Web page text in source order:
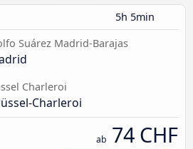
5h 5min
Suárez Madrid-Barajas
Charleroi
Charleroi
ab 74 CHF